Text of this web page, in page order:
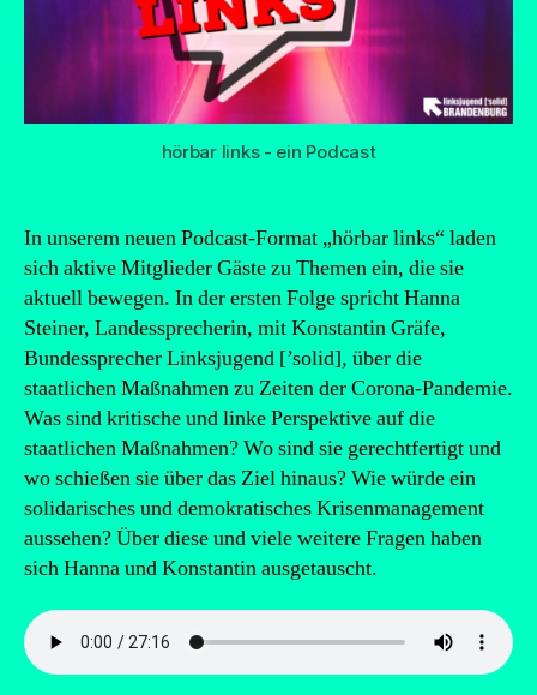
hörbar links - ein Podcast
In unserem neuen Podcast-Format „hörbar links“ laden
sich aktive Mitglieder Gäste zu Themen ein, die sie
aktuell bewegen. In der ersten Folge spricht Hanna
Steiner, Landessprecherin, mit Konstantin Gräfe,
Bundessprecher Linksjugend [’solid], über die
staatlichen Maßnahmen zu Zeiten der Corona-Pandemie.
Was sind kritische und linke Perspektive auf die
staatlichen Maßnahmen? Wo sind sie gerechtfertigt und
wo schießen sie über das Ziel hinaus? Wie würde ein
solidarisches und demokratisches Krisenmanagement
aussehen? Über diese und viele weitere Fragen haben
sich Hanna und Konstantin ausgetauscht.